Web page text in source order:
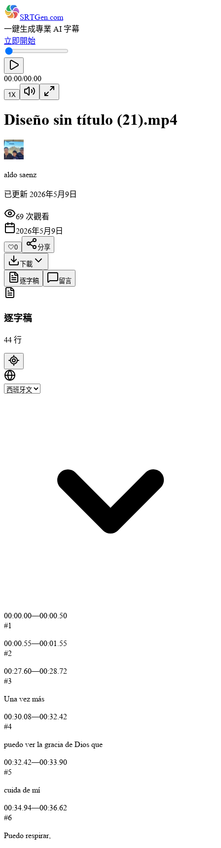
SRTGen.com
一鍵生成專業 AI 字幕
立即開始
00:00/00:00
1X
Diseño sin título (21).mp4
aldo saenz
已更新 2026年5月9日
69 次觀看
2026年5月9日
🤍0 分享
下載
逐字稿 留言
逐字稿
44 行
00:00.00—00:00.50
#1
00:00.55—00:01.55
#2
00:27.60—00:28.72
#3
Una vez más
00:30.08—00:32.42
#4
puedo ver la gracia de Dios que
00:32.42—00:33.90
#5
cuida de mí
00:34.94—00:36.62
#6
Puedo respirar,